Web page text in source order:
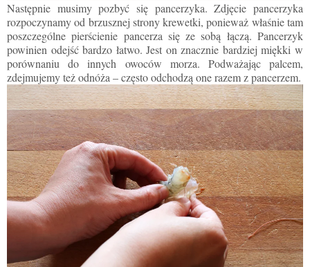
Następnie musimy pozbyć się pancerzyka. Zdjęcie pancerzyka
rozpoczynamy od brzusznej strony krewetki, ponieważ właśnie tam
poszczególne pierścienie pancerza się ze sobą łączą. Pancerzyk
powinien odejść bardzo łatwo. Jest on znacznie bardziej miękki w
porównaniu do innych owoców morza. Podważając palcem,
zdejmujemy też odnóża – często odchodzą one razem z pancerzem.